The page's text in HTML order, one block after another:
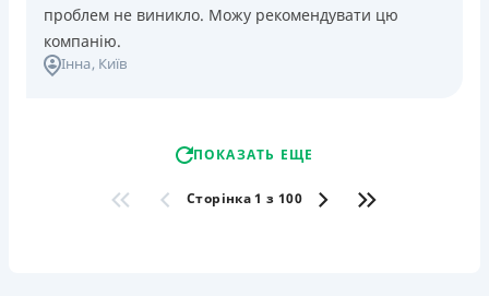
проблем не виникло. Можу рекомендувати цю
компанію.
Інна, Київ
ПОКАЗАТЬ ЕЩЕ
Сторінка 1 з 100